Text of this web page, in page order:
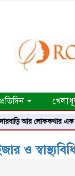
আর লোককথার এক বিস্মৃত
ও